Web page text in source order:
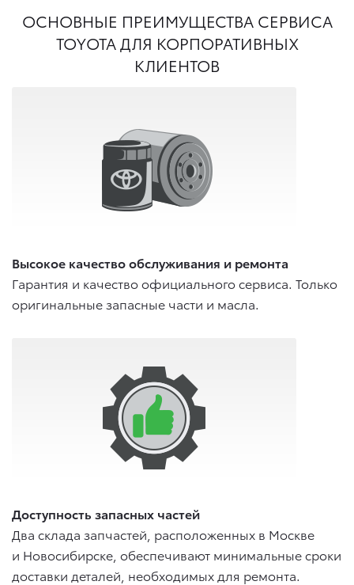
ОСНОВНЫЕ ПРЕИМУЩЕСТВА СЕРВИСА
TOYOTA ДЛЯ КОРПОРАТИВНЫХ
КЛИЕНТОВ
Высокое качество обслуживания и ремонта
Гарантия и качество официального сервиса. Только
оригинальные запасные части и масла.
Доступность запасных частей
Два склада запчастей, расположенных в Москве
и Новосибирске, обеспечивают минимальные сроки
доставки деталей, необходимых для ремонта.